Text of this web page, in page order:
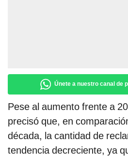
Únete a nuestro canal de
Pese al aumento frente a
precisó que, en
década, la cantidad de
tendencia decreciente, ya